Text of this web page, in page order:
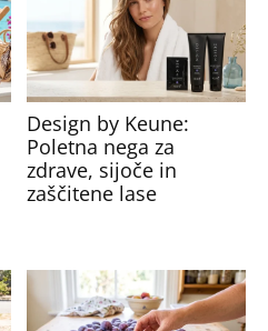
Design by Keune:
Poletna nega za
zdrave, sijoče in
zaščitene lase